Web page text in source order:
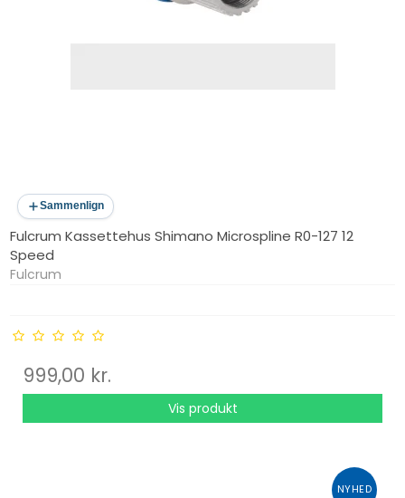
Sammenlign
Fulcrum Kassettehus Shimano Microspline R0-127 12
Speed
Fulcrum
999,00 kr.
Vis produkt
NYHED